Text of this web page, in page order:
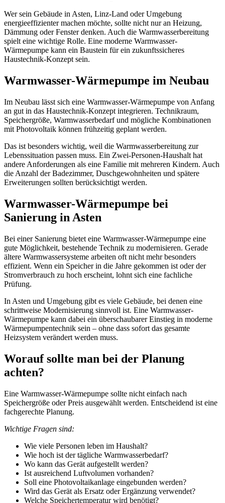
Wer sein Gebäude in Asten, Linz-Land oder Umgebung
energieeffizienter machen möchte, sollte nicht nur an Heizung,
Dämmung oder Fenster denken. Auch die Warmwasserbereitung
spielt eine wichtige Rolle. Eine moderne Warmwasser-
Wärmepumpe kann ein Baustein für ein zukunftssicheres
Haustechnik-Konzept sein.
Warmwasser-Wärmepumpe im Neubau
Im Neubau lässt sich eine Warmwasser-Wärmepumpe von Anfang
an gut in das Haustechnik-Konzept integrieren. Technikraum,
Speichergröße, Warmwasserbedarf und mögliche Kombinationen
mit Photovoltaik können frühzeitig geplant werden.
Das ist besonders wichtig, weil die Warmwasserbereitung zur
Lebenssituation passen muss. Ein Zwei-Personen-Haushalt hat
andere Anforderungen als eine Familie mit mehreren Kindern. Auch
die Anzahl der Badezimmer, Duschgewohnheiten und spätere
Erweiterungen sollten berücksichtigt werden.
Warmwasser-Wärmepumpe bei
Sanierung in Asten
Bei einer Sanierung bietet eine Warmwasser-Wärmepumpe eine
gute Möglichkeit, bestehende Technik zu modernisieren. Gerade
ältere Warmwassersysteme arbeiten oft nicht mehr besonders
effizient. Wenn ein Speicher in die Jahre gekommen ist oder der
Stromverbrauch zu hoch erscheint, lohnt sich eine fachliche
Prüfung.
In Asten und Umgebung gibt es viele Gebäude, bei denen eine
schrittweise Modernisierung sinnvoll ist. Eine Warmwasser-
Wärmepumpe kann dabei ein überschaubarer Einstieg in moderne
Wärmepumpentechnik sein – ohne dass sofort das gesamte
Heizsystem verändert werden muss.
Worauf sollte man bei der Planung
achten?
Eine Warmwasser-Wärmepumpe sollte nicht einfach nach
Speichergröße oder Preis ausgewählt werden. Entscheidend ist eine
fachgerechte Planung.
Wichtige Fragen sind:
Wie viele Personen leben im Haushalt?
Wie hoch ist der tägliche Warmwasserbedarf?
Wo kann das Gerät aufgestellt werden?
Ist ausreichend Luftvolumen vorhanden?
Soll eine Photovoltaikanlage eingebunden werden?
Wird das Gerät als Ersatz oder Ergänzung verwendet?
Welche Speichertemperatur wird benötigt?